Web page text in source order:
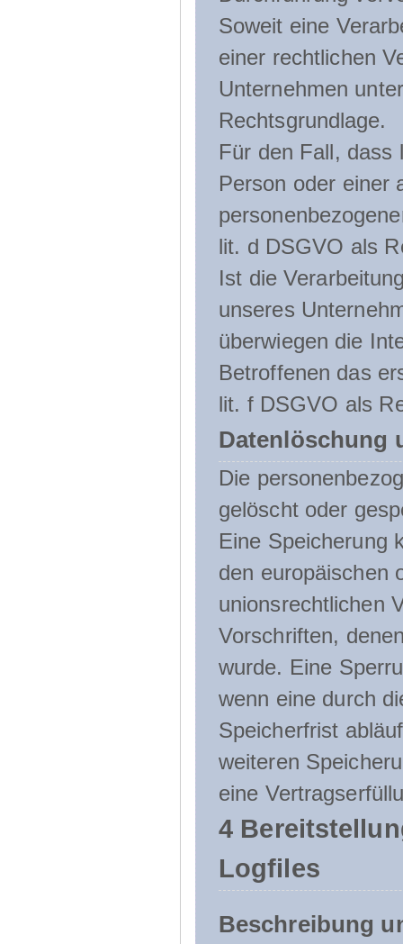
Soweit eine
einer rechtlichen
Unternehmen
Rechtsgrundlage.
Für den Fall, dass
Person oder einer
lit. d DSGVO als
Ist die
unseres
überwiegen die
Betroffenen das
lit. f DSGVO als
Datenlöschung
Die
gelöscht oder
Eine Speicherung
den europäischen
unionsrechtlichen
Vorschriften,
wurde. Eine
wenn eine durch
Speicherfrist
weiteren
eine
4
Logfiles
Beschreibung